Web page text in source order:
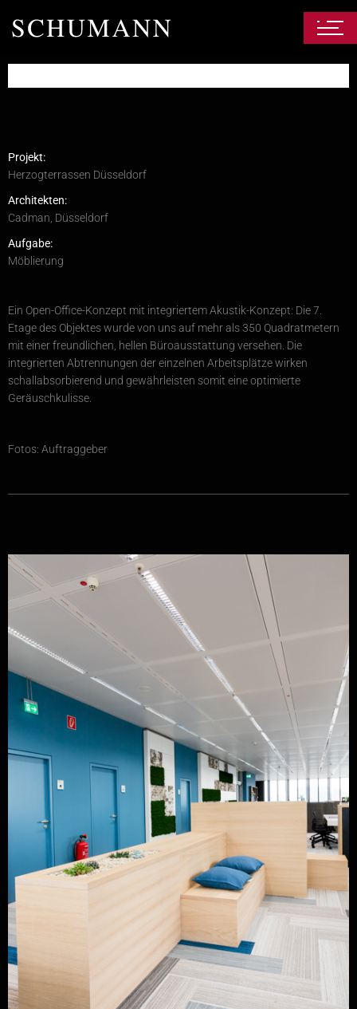
Projekt:
Herzogterrassen Düsseldorf
Architekten:
Cadman, Düsseldorf
Aufgabe:
Möblierung
Ein Open-Office-Konzept mit integriertem Akustik-Konzept: Die 7.
Etage des Objektes wurde von uns auf mehr als 350 Quadratmetern
mit einer freundlichen, hellen Büroausstattung versehen. Die
integrierten Abtrennungen der einzelnen Arbeitsplätze wirken
schallabsorbierend und gewährleisten somit eine optimierte
Geräuschkulisse.
Fotos: Auftraggeber